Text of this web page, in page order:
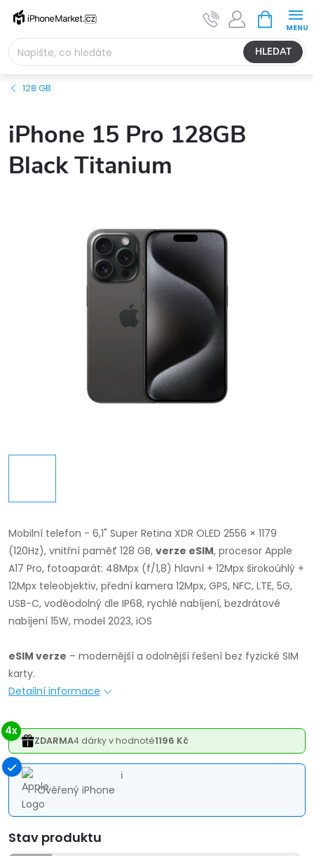
Přejít
obsah
HLEDAT
NÁKUPNÍ
KOŠÍK
128 GB
iPhone 15 Pro 128GB
Black Titanium
Mobilní telefon - 6,1" Super Retina XDR OLED 2556 × 1179
(120Hz), vnitřní paměť 128 GB, verze eSIM, procesor Apple
A17 Pro, fotoaparát: 48Mpx (f/1,8) hlavní + 12Mpx širokoúhlý +
12Mpx teleobjektiv, přední kamera 12Mpx, GPS, NFC, LTE, 5G,
USB-C, voděodolný dle IP68, rychlé nabíjení, bezdrátové
nabíjení 15W, model 2023, iOS
eSIM verze – modernější a odolnější řešení bez fyzické SIM
karty.
Detailní informace
4x
ZDARMA4 dárky v hodnotě1196 Kč
Ověřený iPhone
ℹ